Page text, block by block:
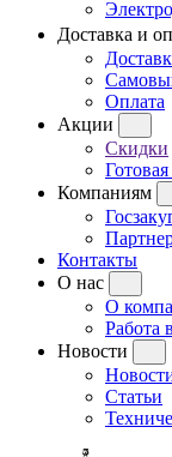
Доставка и
Оплата
Акции
Скидки
Компаниям
Контакты
О нас
О
Работа
Новости
Статьи